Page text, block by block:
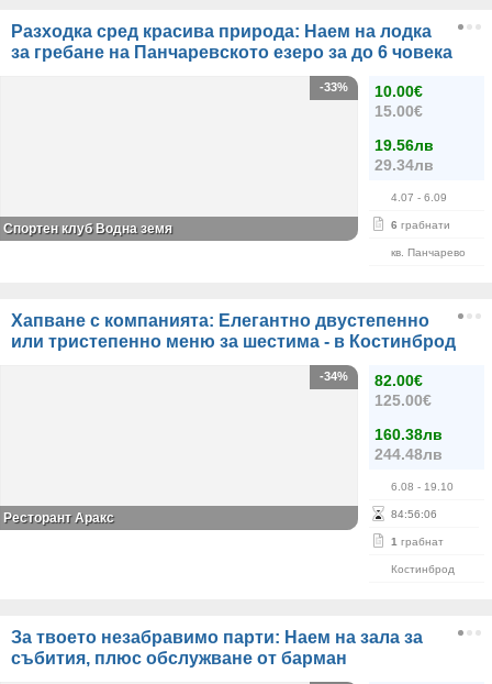
Разходка сред красива природа: Наем на лодка
за гребане на Панчаревското езеро за до 6 човека
10.00€
15.00€
19.56лв
29.34лв
4.07 - 6.09
6 грабнати
кв. Панчарево
-33%
Спортен клуб Водна земя
Хапване с компанията: Елегантно двустепенно
или тристепенно меню за шестима - в Костинброд
82.00€
125.00€
160.38лв
244.48лв
6.08 - 19.10
84:56:06
1 грабнат
Костинброд
-34%
Ресторант Аракс
За твоето незабравимо парти: Наем на зала за
събития, плюс обслужване от барман